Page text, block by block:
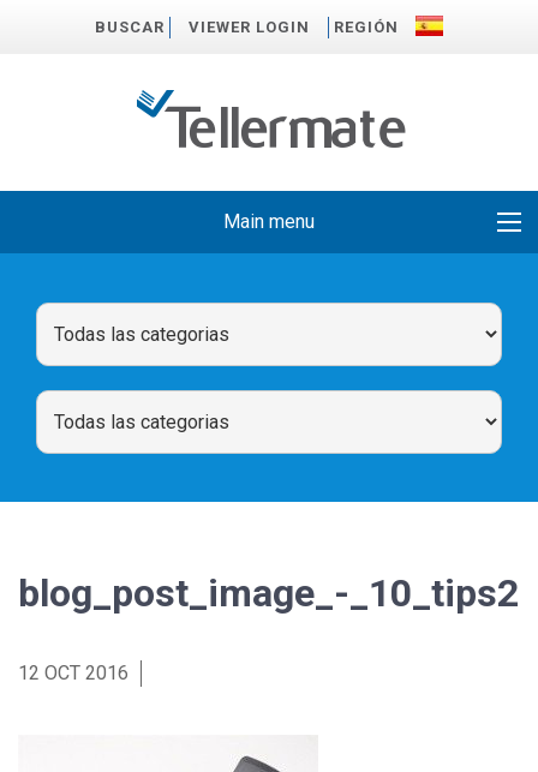
BUSCAR VIEWER LOGIN REGIÓN
Main menu
blog_post_image_-_10_tips2
12 OCT 2016